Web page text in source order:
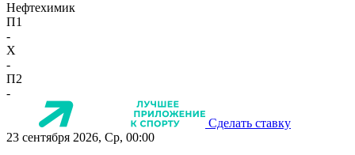
Нефтехимик
П1
-
X
-
П2
-
Сделать ставку
23 сентября 2026, Ср, 00:00